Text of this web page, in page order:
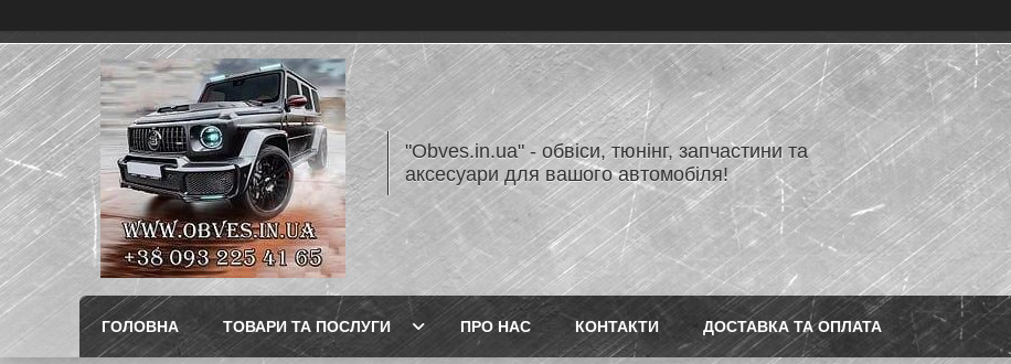
"Obves.in.ua" - обвіси, тюнінг, запчастини та
аксесуари для вашого автомобіля!
ГОЛОВНА ТОВАРИ ТА ПОСЛУГИ ПРО НАС КОНТАКТИ ДОСТАВКА ТА ОПЛАТА